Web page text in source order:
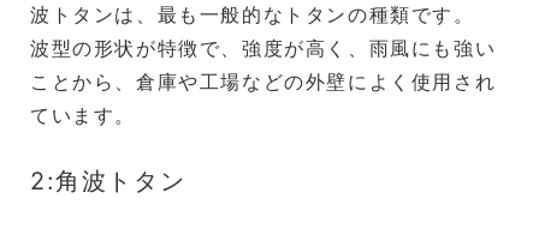
波トタンは、最も一般的なトタンの種類です。
波型の形状が特徴で、強度が高く、雨風にも強い
ことから、倉庫や工場などの外壁によく使用され
ています。
2:角波トタン